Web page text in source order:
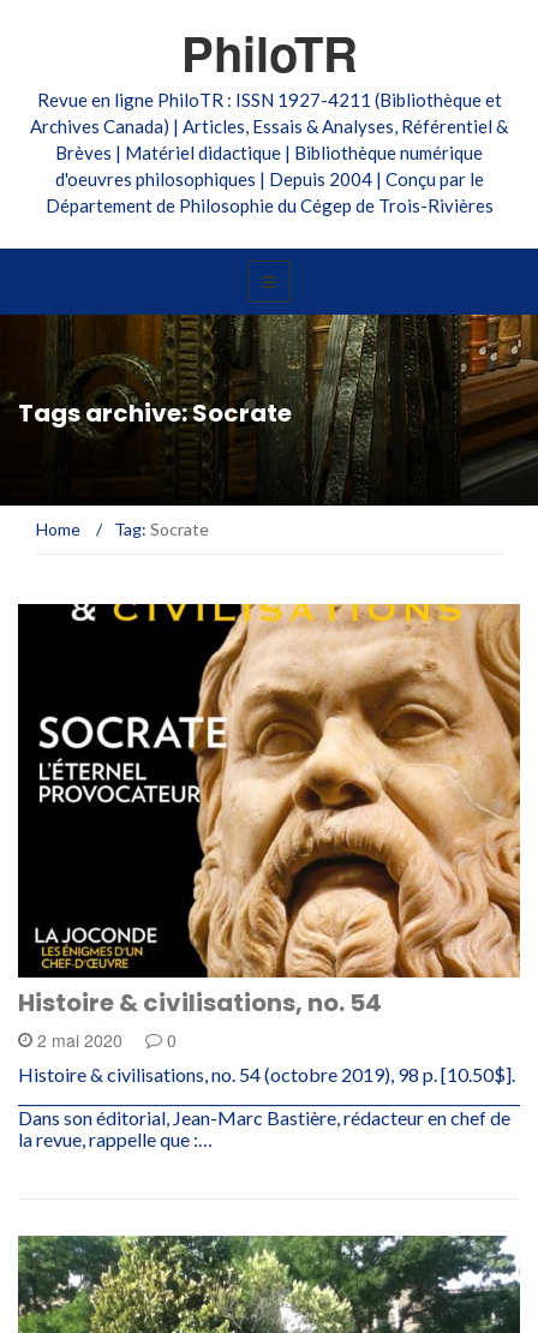
PhiloTR
Revue en ligne PhiloTR : ISSN 1927-4211 (Bibliothèque et
Archives Canada) | Articles, Essais & Analyses, Référentiel &
Brèves | Matériel didactique | Bibliothèque numérique
d'oeuvres philosophiques | Depuis 2004 | Conçu par le
Département de Philosophie du Cégep de Trois-Rivières
Tags archive: Socrate
Home / Tag: Socrate
Histoire & civilisations, no. 54
2 mai 2020 0
Histoire & civilisations, no. 54 (octobre 2019), 98 p. [10.50$].
Dans son éditorial, Jean-Marc Bastière, rédacteur en chef de
la revue, rappelle que :…